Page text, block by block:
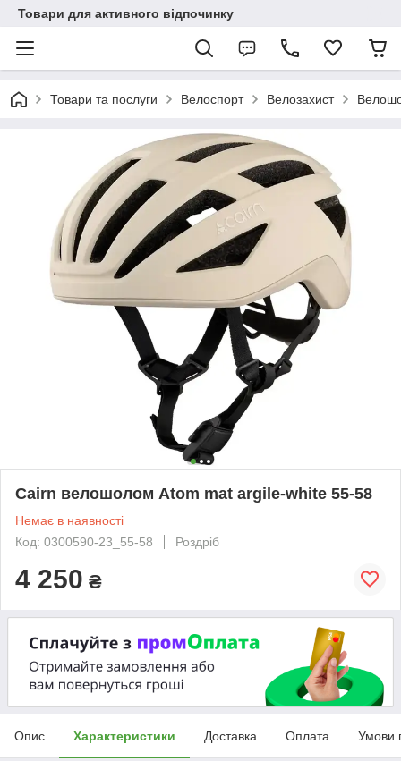
Товари для активного відпочинку
Товари та послуги Велоспорт Велозахист
Cairn велошолом Atom mat argile-white 55-58
Немає в наявності
Код: 0300590-23_55-58
Роздріб
4 250 ₴
Опис Характеристики Доставка Оплата Умови